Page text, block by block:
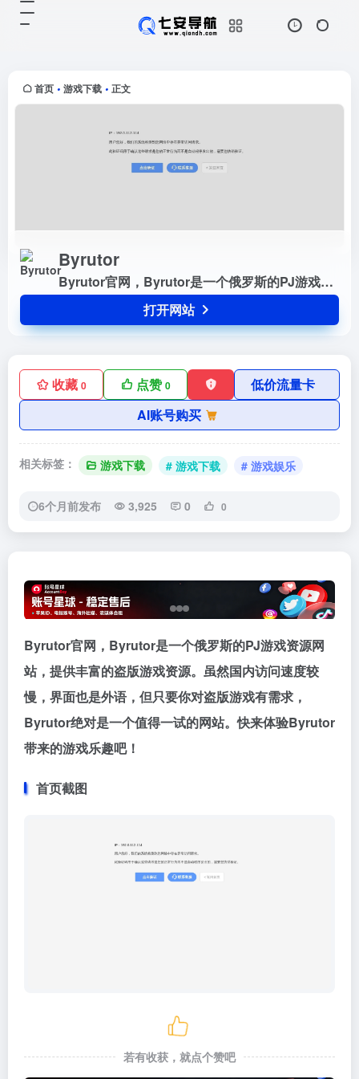
首页 • 游戏下载 • 正文
Byrutor
Byrutor官网，Byrutor是一个俄罗斯的PJ游戏资源网站，提供丰富的盗版游戏资源。虽然国内访问速度较慢，界面也是外语，但只要你对盗版游戏有需求，Byrutor绝对是一个值得一试的网站。快来体验Byrutor带来的游戏乐趣吧！
打开网站
收藏 0 点赞0
低价流量卡
AI账号购买
相关标签： 游戏下载 # 游戏下载 # 游戏娱乐
6个月前发布 3,925 0 0
盗版游戏资源。虽然国内访问速度较
慢，界面也是外语，但只要你对盗版
游戏有需求，Byru...
Byrutor官网，Byrutor是一个俄罗斯的PJ游戏资源网
站，提供丰富的盗版游戏资源。虽然国内访问速度较
慢，界面也是外语，但只要你对盗版游戏有需求，
Byrutor绝对是一个值得一试的网站。快来体验Byrutor
带来的游戏乐趣吧！
首页截图
若有收获，就点个赞吧